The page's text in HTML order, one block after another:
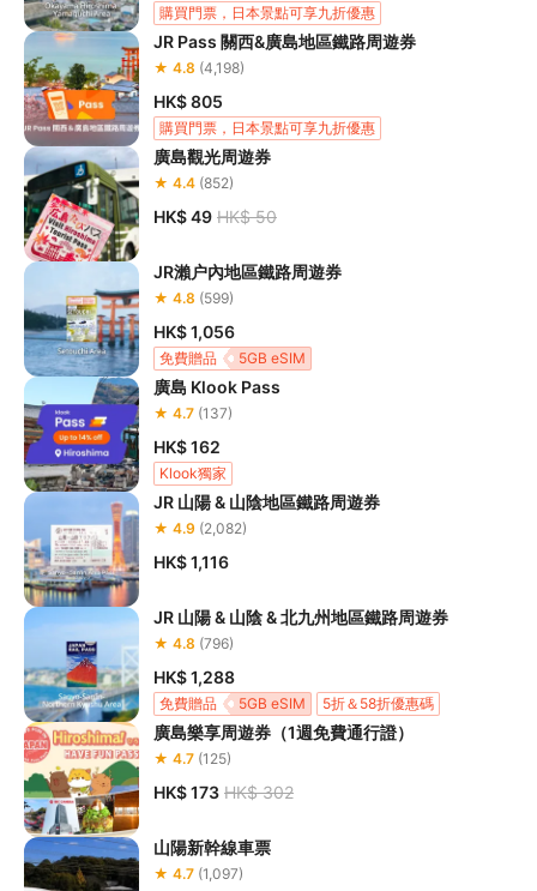
購買門票，日本景點可享九折優惠
JR Pass 關西&廣島地區鐵路周遊券
★ 4.8 (4,198)
HK$ 805
購買門票，日本景點可享九折優惠
廣島觀光周遊券
★ 4.4 (852)
HK$ 49 HK$ 50
JR瀨户內地區鐵路周遊券
★ 4.8 (599)
HK$ 1,056
5GB eSIM
免費贈品
購買門票，日本景點可享九折優惠
廣島 Klook Pass
★ 4.7 (137)
HK$ 162
Klook獨家
JR 山陽 & 山陰地區鐵路周遊券
★ 4.9 (2,082)
HK$ 1,116
JR 山陽 & 山陰 & 北九州地區鐵路周遊券
★ 4.8 (796)
HK$ 1,288
5GB eSIM
免費贈品
5折＆58折優惠碼
購買門票，日本景點可享九折優惠
廣島樂享周遊券（1週免費通行證）
★ 4.7 (125)
HK$ 173 HK$ 302
山陽新幹線車票
★ 4.7 (1,097)